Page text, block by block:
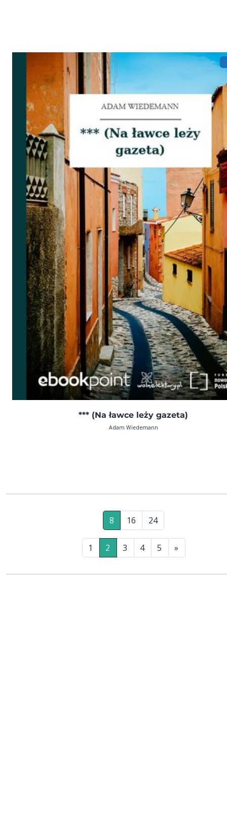
*** (Na ławce leży gazeta)
Adam Wiedemann
8 16 24
1 2 3 4 5 »